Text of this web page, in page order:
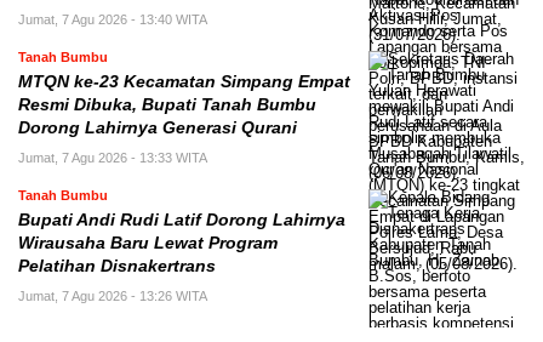
Jumat, 7 Agu 2026 - 13:40 WITA
Tanah Bumbu
MTQN ke-23 Kecamatan Simpang Empat
Resmi Dibuka, Bupati Tanah Bumbu
Dorong Lahirnya Generasi Qurani
Jumat, 7 Agu 2026 - 13:33 WITA
Tanah Bumbu
Bupati Andi Rudi Latif Dorong Lahirnya
Wirausaha Baru Lewat Program
Pelatihan Disnakertrans
Jumat, 7 Agu 2026 - 13:26 WITA